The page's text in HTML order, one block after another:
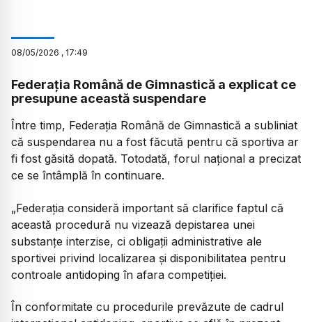
08/05/2026 , 17:49
Federația Română de Gimnastică a explicat ce
presupune această suspendare
Între timp, Federația Română de Gimnastică a subliniat
că suspendarea nu a fost făcută pentru că sportiva ar
fi fost găsită dopată. Totodată, forul național a precizat
ce se întâmplă în continuare.
„Federația consideră important să clarifice faptul că
această procedură nu vizează depistarea unei
substanțe interzise, ci obligații administrative ale
sportivei privind localizarea și disponibilitatea pentru
controale antidoping în afara competiției.
În conformitate cu procedurile prevăzute de cadrul